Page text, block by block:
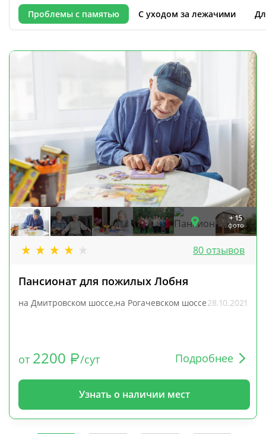
Проблемы с памятью С уходом за лежачими
+ 15
фото
80 отзывов
Пансионат для пожилых Лобня
на Дмитровском шоссе,на Рогачевском шоссе28.10.2021
от 2200 /сут Подробнее
Узнать о наличии мест